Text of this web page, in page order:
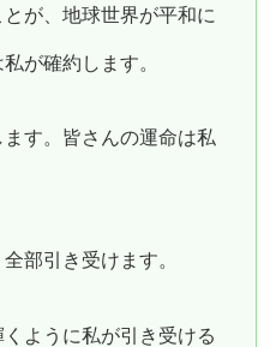
が、地球世界が平和に
が確約します。
す。皆さんの運命は私
部引き受けます。
ように私が引き受ける